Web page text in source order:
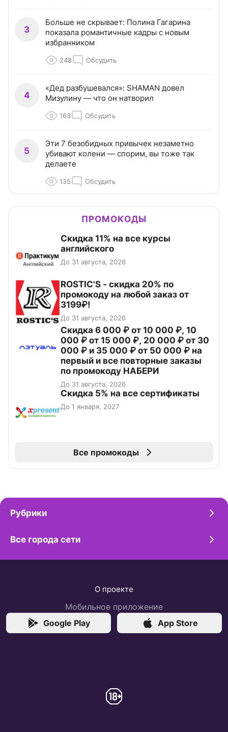
3
Больше не скрывает: Полина Гагарина
показала романтичные кадры с новым
избранником
248 Обсудить
4
«Дед разбушевался»: SHAMAN довел
Мизулину — что он натворил
163 Обсудить
5
Эти 7 безобидных привычек незаметно
убивают колени — спорим, вы тоже так
делаете
135 Обсудить
ПРОМОКОДЫ
Скидка 11% на все курсы
английского
До 31 августа, 2026
ROSTIC'S - скидка 20% по
промокоду на любой заказ от
3199₽!
До 31 августа, 2026
Скидка 6 000 ₽ от 10 000 ₽, 10
000 ₽ от 15 000 ₽, 20 000 ₽ от 30
000 ₽ и 35 000 ₽ от 50 000 ₽ на
первый и все повторные заказы
по промокоду НАБЕРИ
До 31 августа, 2026
Скидка 5% на все сертификаты
До 1 января, 2027
Все промокоды
Рубрики
Все города сети
О проекте
Мобильное приложение
Google Play
App Store